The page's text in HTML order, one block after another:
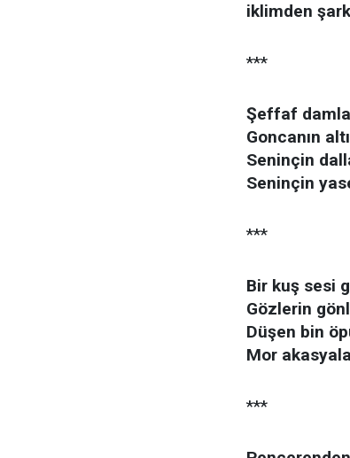
iklimden
***
Şeffaf
Goncanın
Seninçin
Seninçin
***
Bir kuş sesi
Gözlerin
Düşen bin
Mor
***